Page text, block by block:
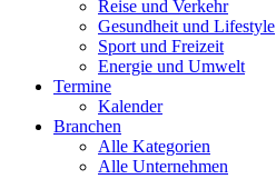
Reise und Verkehr
Gesundheit und Lifestyle
Sport und Freizeit
Energie und Umwelt
Termine
Kalender
Branchen
Alle Kategorien
Alle Unternehmen